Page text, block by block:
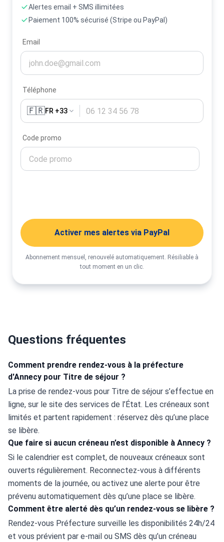
Alertes email + SMS illimitées
Paiement 100% sécurisé (Stripe ou PayPal)
Email
Téléphone
🇫🇷FR +33
Code promo
Activer mes alertes via PayPal
Abonnement mensuel, renouvelé automatiquement. Résiliable à
tout moment en un clic.
Questions fréquentes
Comment prendre rendez-vous à la préfecture
d'Annecy pour Titre de séjour ?
La prise de rendez-vous pour Titre de séjour s’effectue en
ligne, sur le site des services de l’État. Les créneaux sont
limités et partent rapidement : réservez dès qu’une place
se libère.
Que faire si aucun créneau n’est disponible à Annecy ?
Si le calendrier est complet, de nouveaux créneaux sont
ouverts régulièrement. Reconnectez-vous à différents
moments de la journée, ou activez une alerte pour être
prévenu automatiquement dès qu’une place se libère.
Comment être alerté dès qu’un rendez-vous se libère ?
Rendez-vous Préfecture surveille les disponibilités 24h/24
et vous prévient par e-mail ou SMS dès qu’un créneau